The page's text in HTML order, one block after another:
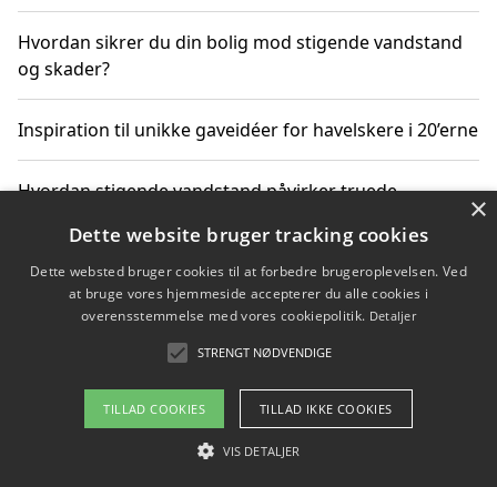
Hvordan sikrer du din bolig mod stigende vandstand
og skader?
Inspiration til unikke gaveidéer for havelskere i 20’erne
Hvordan stigende vandstand påvirker truede
Sådan vælger du de bedste vandrerygsække til
vandreture i Danmark
Copyright 2026 - Pilanto Aps
Om / kontakt
×
Dette website bruger tracking cookies
Dette websted bruger cookies til at forbedre brugeroplevelsen. Ved
at bruge vores hjemmeside accepterer du alle cookies i
overensstemmelse med vores cookiepolitik. Detaljer
STRENGT NØDVENDIGE
TILLAD COOKIES TILLAD IKKE COOKIES
VIS DETALJER